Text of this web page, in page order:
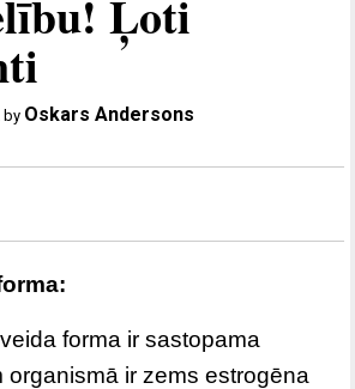
Ļoti
by Oskars Andersons
forma ir sastopama
organismā ir zems estrogēna